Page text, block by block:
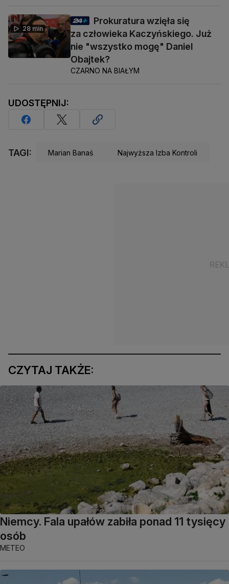
28 min
Prokuratura wzięła się
za człowieka Kaczyńskiego. Już
nie "wszystko mogę" Daniel
Obajtek?
CZARNO NA BIAŁYM
UDOSTĘPNIJ:
TAGI: Marian Banaś Najwyższa Izba Kontroli
CZYTAJ TAKŻE:
Niemcy. Fala upałów zabiła ponad 11 tysięcy
osób
METEO